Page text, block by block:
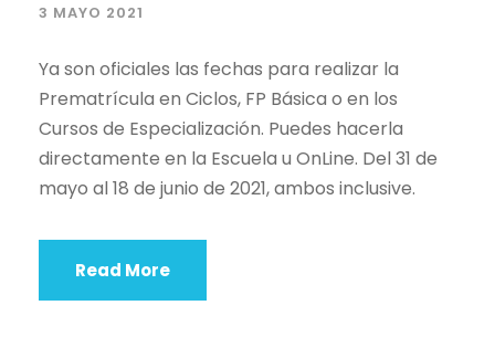
3 MAYO 2021
Ya son oficiales las fechas para realizar la
Prematrícula en Ciclos, FP Básica o en los
Cursos de Especialización. Puedes hacerla
directamente en la Escuela u OnLine. Del 31 de
mayo al 18 de junio de 2021, ambos inclusive.
Read More